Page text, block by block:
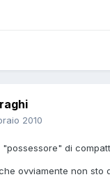
2010
di
ovviamente non sto